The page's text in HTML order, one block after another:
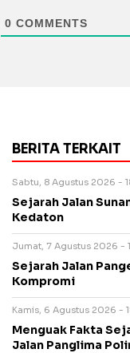
0 COMMENTS
BERITA TERKAIT
Sabtu, 8 Agustus 2026 -
Sejarah Jalan
Kedaton
Jumat, 7 Agustus 2026 -
Sejarah Jalan
Kompromi
Kamis, 6 Agustus 2026 -
Menguak Fakta
Jalan Panglima